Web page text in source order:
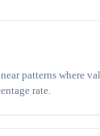
patterns where
rate.